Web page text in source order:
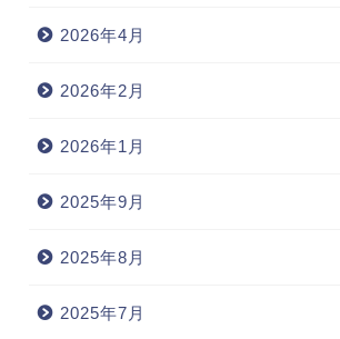
2026年4月
2026年2月
2026年1月
2025年9月
2025年8月
2025年7月